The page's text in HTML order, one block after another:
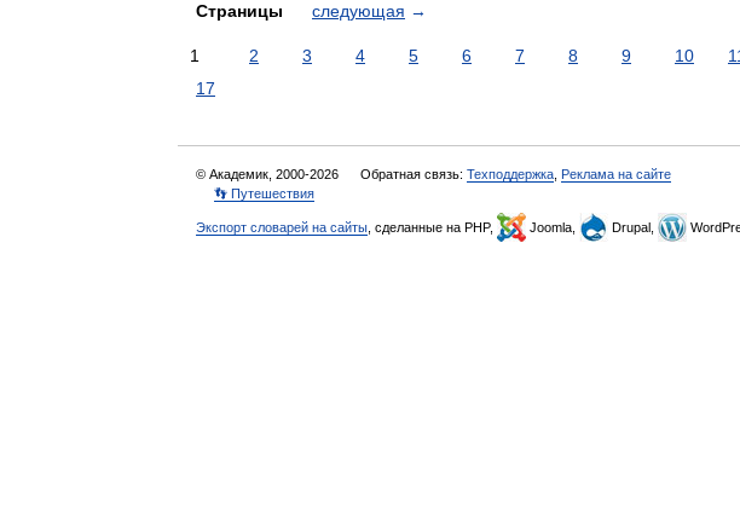
Страницы следующая →
1 2 3 4 5 6 7 8 9 10
17
© Академик, 2000-2026 Обратная связь: Техподдержка Реклама на сайте
👣 Путешествия
Экспорт словарей на сайты , сделанные на PHP, Joomla, Drupal,